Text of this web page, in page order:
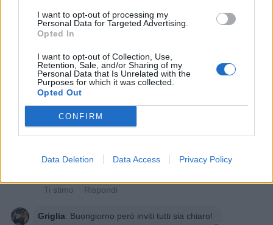
I want to opt-out of processing my
Personal Data for Targeted Advertising.
Opted In
I want to opt-out of Collection, Use,
Retention, Sale, and/or Sharing of my
Personal Data that Is Unrelated with the
Purposes for which it was collected.
Opted Out
CONFIRM
Data Deletion Data Access Privacy Policy
Orsoinpiedi:Buongiorno Lady Rose e benvenuta.
·Ti stimo ·Rispondi
NaNà: Buongiorno e benvenuta
2
·Ti stimo·Rispondi
· Ti stimo · Rispondi
Griglia: Buongiorno però inviti tutti sia chiaro!